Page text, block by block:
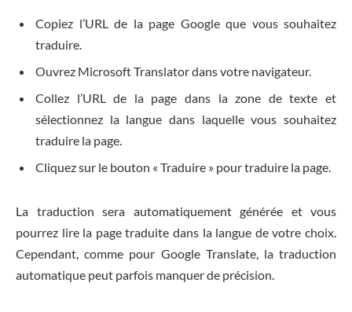
Copiez l’URL de la page Google que vous souhaitez
traduire.
Ouvrez Microsoft Translator dans votre navigateur.
Collez l’URL de la page dans la zone de texte et
sélectionnez la langue dans laquelle vous souhaitez
traduire la page.
Cliquez sur le bouton « Traduire » pour traduire la page.
La traduction sera automatiquement générée et vous
pourrez lire la page traduite dans la langue de votre choix.
Cependant, comme pour Google Translate, la traduction
automatique peut parfois manquer de précision.